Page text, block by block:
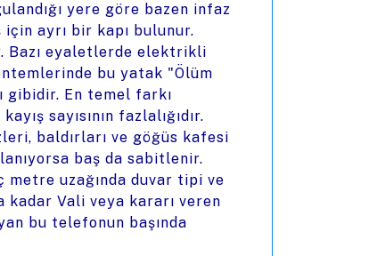
yere göre bazen infaz
için ayrı bir kapı bulunur.
Bazı eyaletlerde elektrikli
bu yatak "Ölüm
gibidir. En temel farkı
sayısının fazlalığıdır.
baldırları ve göğüs kafesi
baş da sabitlenir.
metre uzağında duvar tipi ve
kadar Vali veya kararı veren
bu telefonun başında